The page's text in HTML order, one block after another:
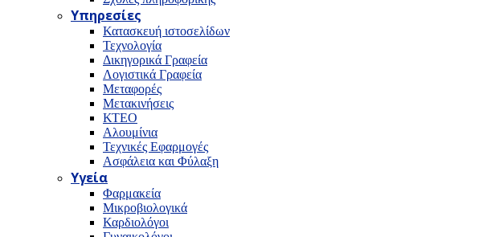
Υπηρεσίες
Κατασκευή ιστοσελίδων
Τεχνολογία
Δικηγορικά Γραφεία
Λογιστικά Γραφεία
Μεταφορές
Μετακινήσεις
ΚΤΕΟ
Αλουμίνια
Τεχνικές Εφαρμογές
Ασφάλεια και Φύλαξη
Υγεία
Φαρμακεία
Μικροβιολογικά
Καρδιολόγοι